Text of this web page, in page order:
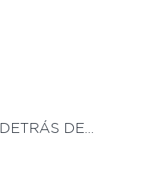
DETRÁS DE…